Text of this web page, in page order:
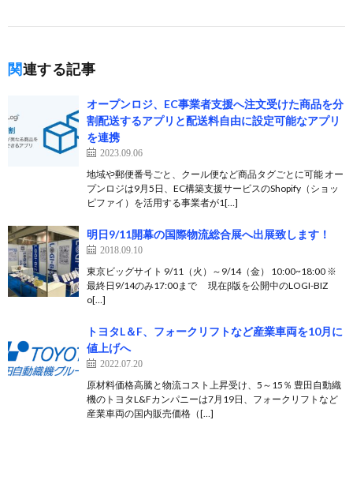
関連する記事
オープンロジ、EC事業者支援へ注文受けた商品を分
割配送するアプリと配送料自由に設定可能なアプリ
を連携
2023.09.06
地域や郵便番号ごと、クール便など商品タグごとに可能 オー
プンロジは9月5日、EC構築支援サービスのShopify（ショッ
ピファイ）を活用する事業者が1[…]
明日9/11開幕の国際物流総合展へ出展致します！
2018.09.10
東京ビッグサイト 9/11（火）～9/14（金） 10:00~18:00 ※
最終日9/14のみ17:00まで 現在β版を公開中のLOGI-BIZ
o[…]
トヨタL＆F、フォークリフトなど産業車両を10月に
値上げへ
2022.07.20
原材料価格高騰と物流コスト上昇受け、5～15％ 豊田自動織
機のトヨタL&Fカンパニーは7月19日、フォークリフトなど
産業車両の国内販売価格（[…]